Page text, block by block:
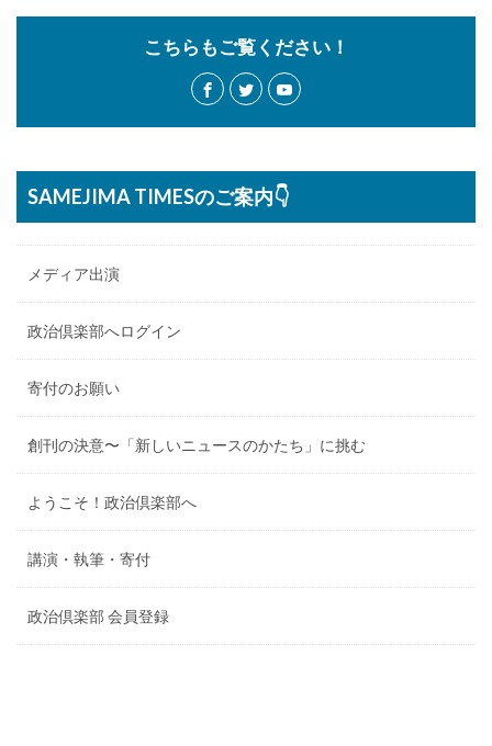
こちらもご覧ください！
SAMEJIMA TIMESのご案内👇
メディア出演
政治倶楽部へログイン
寄付のお願い
創刊の決意〜「新しいニュースのかたち」に挑む
ようこそ！政治倶楽部へ
講演・執筆・寄付
政治倶楽部 会員登録